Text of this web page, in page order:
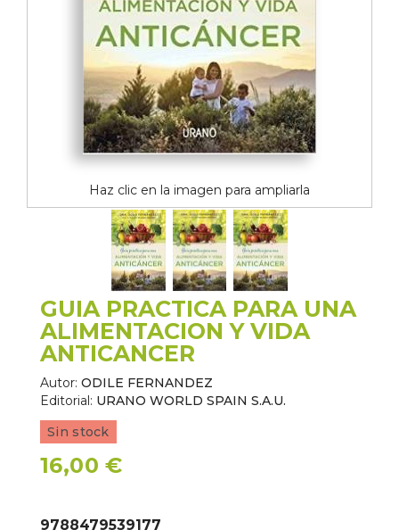
Haz clic en la imagen para ampliarla
GUIA PRACTICA PARA UNA
ALIMENTACION Y VIDA
ANTICANCER
Autor: ODILE FERNANDEZ
Editorial: URANO WORLD SPAIN S.A.U.
Sin stock
16,00 €
9788479539177